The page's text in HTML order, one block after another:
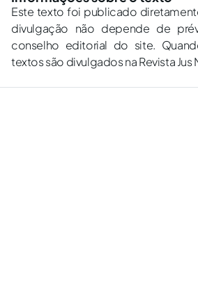
Este texto foi publicado
divulgação não depende de
conselho editorial do site.
textos são divulgados na Revista Jus